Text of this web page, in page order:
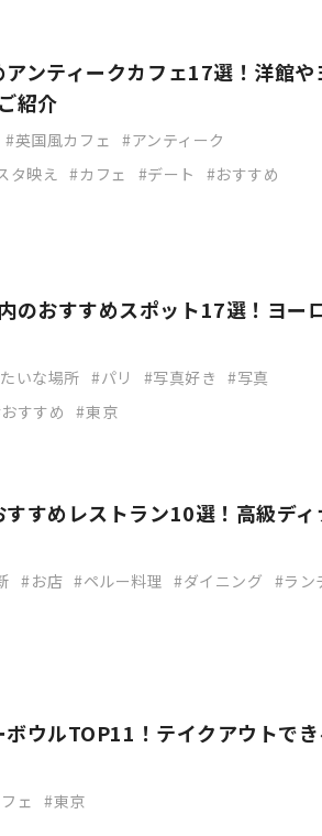
ンティークカフェ17選！洋館や
紹介
英国風カフェ
アンティーク
タ映え カフェ デート
おすすめ
のおすすめスポット17選！ヨー
いな場所 パリ 写真好き
写真
おすすめ 東京
すめレストラン10選！高級ディ
お店 ペルー料理 ダイニング
ラン
ウルTOP11！テイクアウトでき
ェ 東京